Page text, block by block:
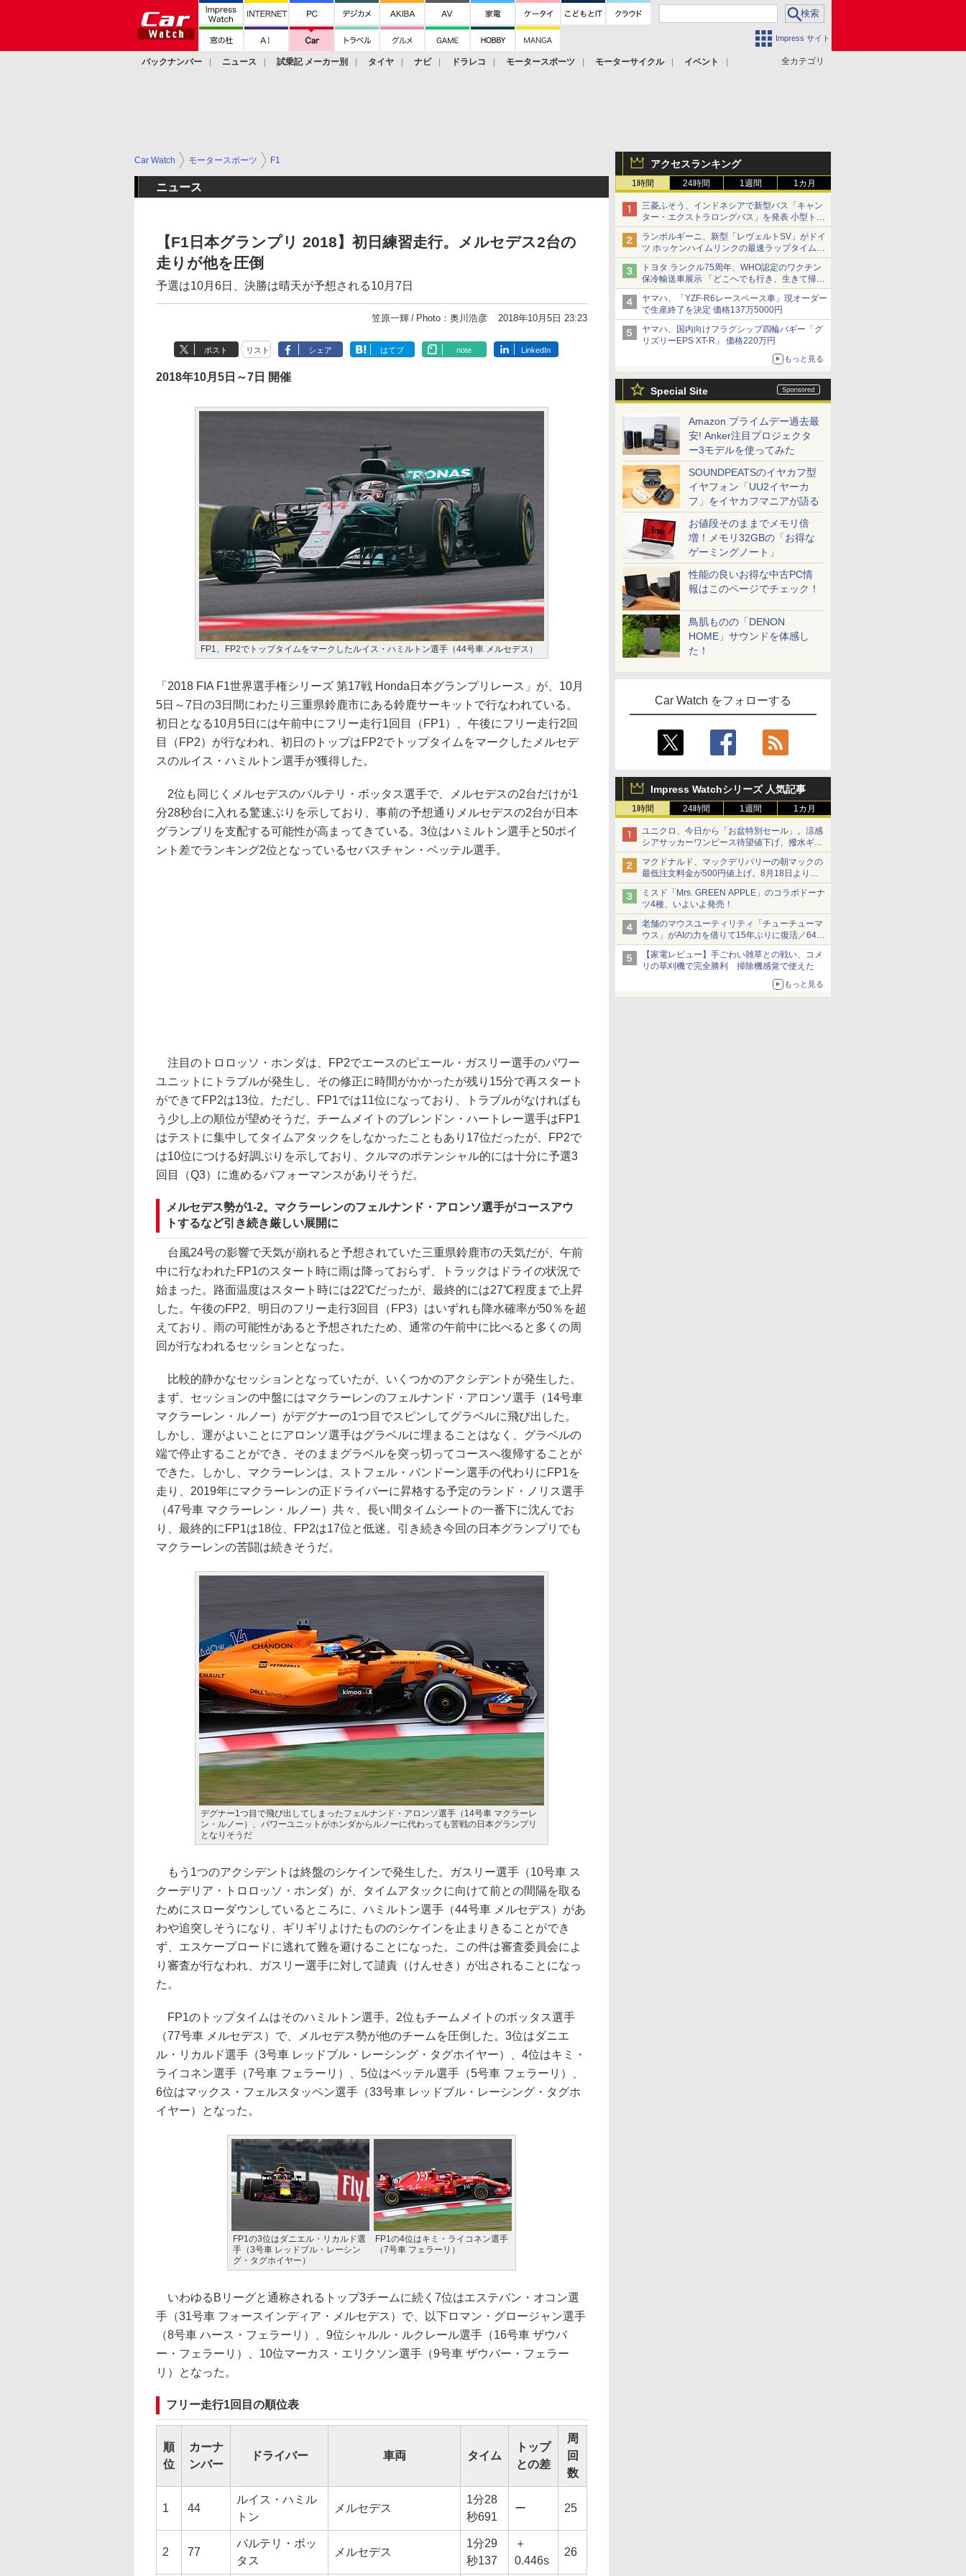
Impress サイト
全カテゴリ
バックナンバー ニュース 試乗記 メーカー別 タイヤ ナビ ドラレコ モータースポーツ モーターサイクル
イベント
アクセスランキング
1時間 24時間 1週間 1カ月
三菱ふそう、インドネシアで新型バス「キャン
ター・エクストラロングバス」を発表 小型トラ
ックベースの観光・旅客輸送向けバス
ランボルギーニ、新型「レヴェルトSV」がドイ
ツ ホッケンハイムリンクの最速ラップタイムを
記録
トヨタ ランクル75周年、WHO認定のワクチン
保冷輸送車展示 「どこへでも行き、生きて帰っ
てこられる」ランドクルーザーで命をつなぐ
ヤマハ、「YZF-R6レースベース車」現オーダー
で生産終了を決定 価格137万5000円
ヤマハ、国内向けフラグシップ四輪バギー「グ
リズリーEPS XT-R」 価格220万円
もっと見る
Special Site
Amazon プライムデー過去最
安! Anker注目プロジェクタ
ー3モデルを使ってみた
SOUNDPEATSのイヤカフ型
イヤフォン「UU2イヤーカ
フ」をイヤカフマニアが語る
お値段そのままでメモリ倍
増！メモリ32GBの「お得な
ゲーミングノート」
性能の良いお得な中古PC情
報はこのページでチェック！
鳥肌ものの「DENON
HOME」サウンドを体感し
た！
Car Watch をフォローする
Impress Watchシリーズ 人気記事
1時間 24時間 1週間 1カ月
ユニクロ、今日から「お盆特別セール」。涼感
シアサッカーワンピース待望値下げ、撥水ギア
ショーツは1990円に
マクドナルド、マックデリバリーの朝マックの
最低注文料金が500円値上げ。8月18日より
1,500円から受付
ミスド「Mrs. GREEN APPLE」のコラボドーナ
ツ4種、いよいよ発売！
老舗のマウスユーティリティ「チューチューマ
ウス」がAIの力を借りて15年ぶりに復活／64bit
化、Windows 10/11、「Chrome」も走り回
る。復活記念で2026年末まで500円
【家電レビュー】手ごわい雑草との戦い、コメ
リの草刈機で完全勝利 掃除機感覚で使えた
もっと見る
Car Watch モータースポーツ F1
ニュース
【F1日本グランプリ 2018】初日練習走行。メルセデス2台の
走りが他を圧倒
予選は10月6日、決勝は晴天が予想される10月7日
笠原一輝 Photo：奥川浩彦 2018年10月5日 23:23
ポスト リスト シェア はてブ note LinkedIn
2018年10月5日～7日 開催
FP1、FP2でトップタイムをマークしたルイス・ハミルトン選手（44号車 メルセデス）
「2018 FIA F1世界選手権シリーズ 第17戦 Honda日本グランプリレース」が、10月
5日～7日の3日間にわたり三重県鈴鹿市にある鈴鹿サーキットで行なわれている。
初日となる10月5日には午前中にフリー走行1回目（FP1）、午後にフリー走行2回
目（FP2）が行なわれ、初日のトップはFP2でトップタイムをマークしたメルセデ
スのルイス・ハミルトン選手が獲得した。
2位も同じくメルセデスのバルテリ・ボッタス選手で、メルセデスの2台だけが1
分28秒台に入れる驚速ぶりを示しており、事前の予想通りメルセデスの2台が日本
グランプリを支配する可能性が高まってきている。3位はハミルトン選手と50ポイ
ント差でランキング2位となっているセバスチャン・ベッテル選手。
注目のトロロッソ・ホンダは、FP2でエースのピエール・ガスリー選手のパワー
ユニットにトラブルが発生し、その修正に時間がかかったが残り15分で再スタート
ができてFP2は13位。ただし、FP1では11位になっており、トラブルがなければも
う少し上の順位が望めそうだ。チームメイトのブレンドン・ハートレー選手はFP1
はテストに集中してタイムアタックをしなかったこともあり17位だったが、FP2で
は10位につける好調ぶりを示しており、クルマのポテンシャル的には十分に予選3
回目（Q3）に進めるパフォーマンスがありそうだ。
メルセデス勢が1-2。マクラーレンのフェルナンド・アロンソ選手がコースアウ
トするなど引き続き厳しい展開に
台風24号の影響で天気が崩れると予想されていた三重県鈴鹿市の天気だが、午前
中に行なわれたFP1のスタート時に雨は降っておらず、トラックはドライの状況で
始まった。路面温度はスタート時には22℃だったが、最終的には27℃程度まで上昇
した。午後のFP2、明日のフリー走行3回目（FP3）はいずれも降水確率が50％を超
えており、雨の可能性があると予想されたため、通常の午前中に比べると多くの周
回が行なわれるセッションとなった。
比較的静かなセッションとなっていたが、いくつかのアクシデントが発生した。
まず、セッションの中盤にはマクラーレンのフェルナンド・アロンソ選手（14号車
マクラーレン・ルノー）がデグナーの1つ目でスピンしてグラベルに飛び出した。
しかし、運がよいことにアロンソ選手はグラベルに埋まることはなく、グラベルの
端で停止することができ、そのままグラベルを突っ切ってコースへ復帰することが
できた。しかし、マクラーレンは、ストフェル・バンドーン選手の代わりにFP1を
走り、2019年にマクラーレンの正ドライバーに昇格する予定のランド・ノリス選手
（47号車 マクラーレン・ルノー）共々、長い間タイムシートの一番下に沈んでお
り、最終的にFP1は18位、FP2は17位と低迷。引き続き今回の日本グランプリでも
マクラーレンの苦闘は続きそうだ。
デグナー1つ目で飛び出してしまったフェルナンド・アロンソ選手（14号車 マクラーレ
ン・ルノー）、パワーユニットがホンダからルノーに代わっても苦戦の日本グランプリ
となりそうだ
もう1つのアクシデントは終盤のシケインで発生した。ガスリー選手（10号車 ス
クーデリア・トロロッソ・ホンダ）が、タイムアタックに向けて前との間隔を取る
ためにスローダウンしているところに、ハミルトン選手（44号車 メルセデス）があ
わや追突しそうになり、ギリギリよけたもののシケインを止まりきることができ
ず、エスケープロードに逃れて難を避けることになった。この件は審査委員会によ
り審査が行なわれ、ガスリー選手に対して譴責（けんせき）が出されることになっ
た。
FP1のトップタイムはそのハミルトン選手。2位もチームメイトのボッタス選手
（77号車 メルセデス）で、メルセデス勢が他のチームを圧倒した。3位はダニエ
ル・リカルド選手（3号車 レッドブル・レーシング・タグホイヤー）、4位はキミ・
ライコネン選手（7号車 フェラーリ）、5位はベッテル選手（5号車 フェラーリ）、
6位はマックス・フェルスタッペン選手（33号車 レッドブル・レーシング・タグホ
イヤー）となった。
FP1の3位はダニエル・リカルド選
手（3号車 レッドブル・レーシン
グ・タグホイヤー）
FP1の4位はキミ・ライコネン選手
（7号車 フェラーリ）
いわゆるBリーグと通称されるトップ3チームに続く7位はエステバン・オコン選
手（31号車 フォースインディア・メルセデス）で、以下ロマン・グロージャン選手
（8号車 ハース・フェラーリ）、9位シャルル・ルクレール選手（16号車 ザウバ
ー・フェラーリ）、10位マーカス・エリクソン選手（9号車 ザウバー・フェラー
リ）となった。
フリー走行1回目の順位表
順
位
カーナ
ンバー
ドライバー 車両 タイム
トップ
との差
周
回
数
1 44
ルイス・ハミル
トン
メルセデス
1分28
秒691
ー 25
2 77
バルテリ・ボッ
タス
メルセデス
1分29
秒137
＋
0.446s
26